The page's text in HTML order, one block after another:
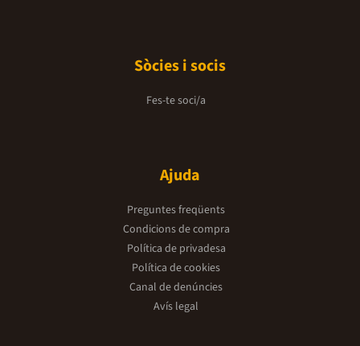
Sòcies i socis
Fes-te soci/a
Ajuda
Preguntes freqüents
Condicions de compra
Política de privadesa
Política de cookies
Canal de denúncies
Avís legal